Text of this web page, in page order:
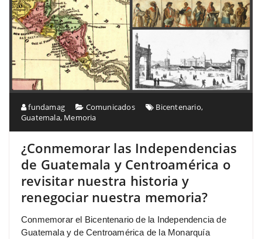
fundamag Comunicados Bicentenario,
Guatemala, Memoria
¿Conmemorar las Independencias
de Guatemala y Centroamérica o
revisitar nuestra historia y
renegociar nuestra memoria?
Conmemorar el Bicentenario de la Independencia de
Guatemala y de Centroamérica de la Monarquía